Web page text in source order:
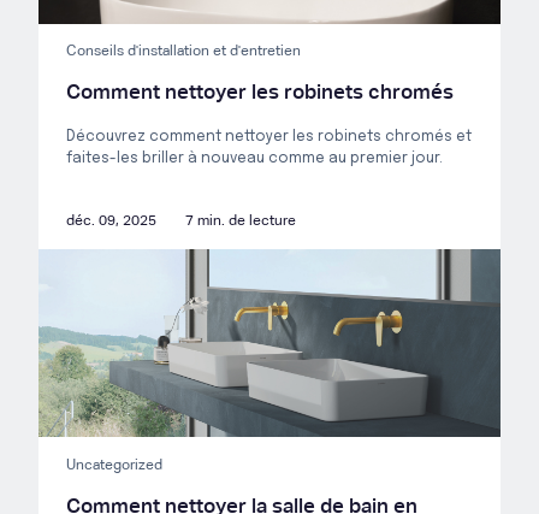
Conseils d'installation et d'entretien
Comment nettoyer les robinets chromés
Découvrez comment nettoyer les robinets chromés et
faites-les briller à nouveau comme au premier jour.
déc. 09, 2025 7 min. de lecture
Uncategorized
Comment nettoyer la salle de bain en